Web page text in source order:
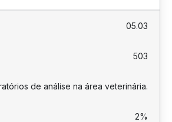
05.03
503
de análise na área veterinária.
2%